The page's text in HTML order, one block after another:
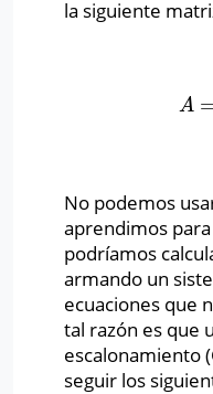
la siguiente
A
A =[
No podemos
aprendimos
podríamos
armando un
ecuaciones que
tal razón es que
escalonamiento
seguir los